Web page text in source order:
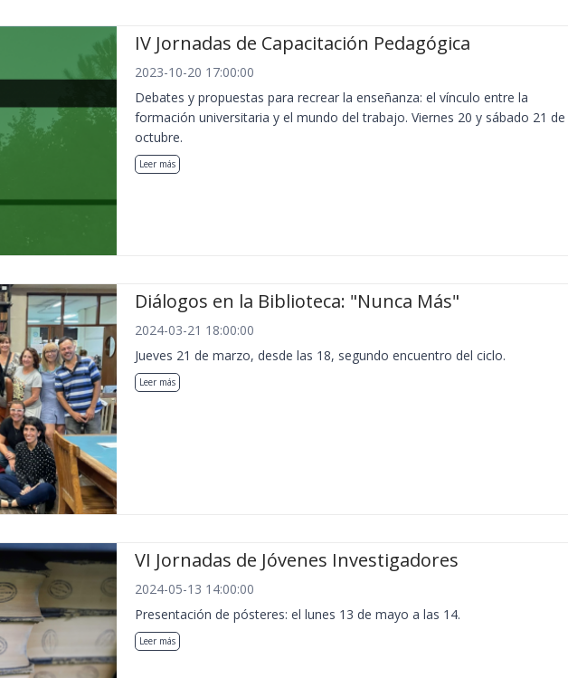
IV Jornadas de Capacitación Pedagógica
2023-10-20 17:00:00
Debates y propuestas para recrear la enseñanza: el vínculo entre la
formación universitaria y el mundo del trabajo. Viernes 20 y sábado 21 de
octubre.
Leer más
Diálogos en la Biblioteca: "Nunca Más"
2024-03-21 18:00:00
Jueves 21 de marzo, desde las 18, segundo encuentro del ciclo.
Leer más
VI Jornadas de Jóvenes Investigadores
2024-05-13 14:00:00
Presentación de pósteres: el lunes 13 de mayo a las 14.
Leer más